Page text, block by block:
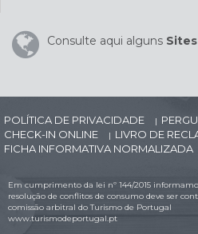
Consulte aqui alguns
POLÍTICA DE PRIVACIDADE |
CHECK-IN ONLINE | LIVRO DE
FICHA INFORMATIVA NORMALIZADA
Em cumprimento da lei nº 144/2015
resolução de conflitos de consumo deve ser
comissão arbitral do Turismo de Portugal
www.turismodeportugal.pt